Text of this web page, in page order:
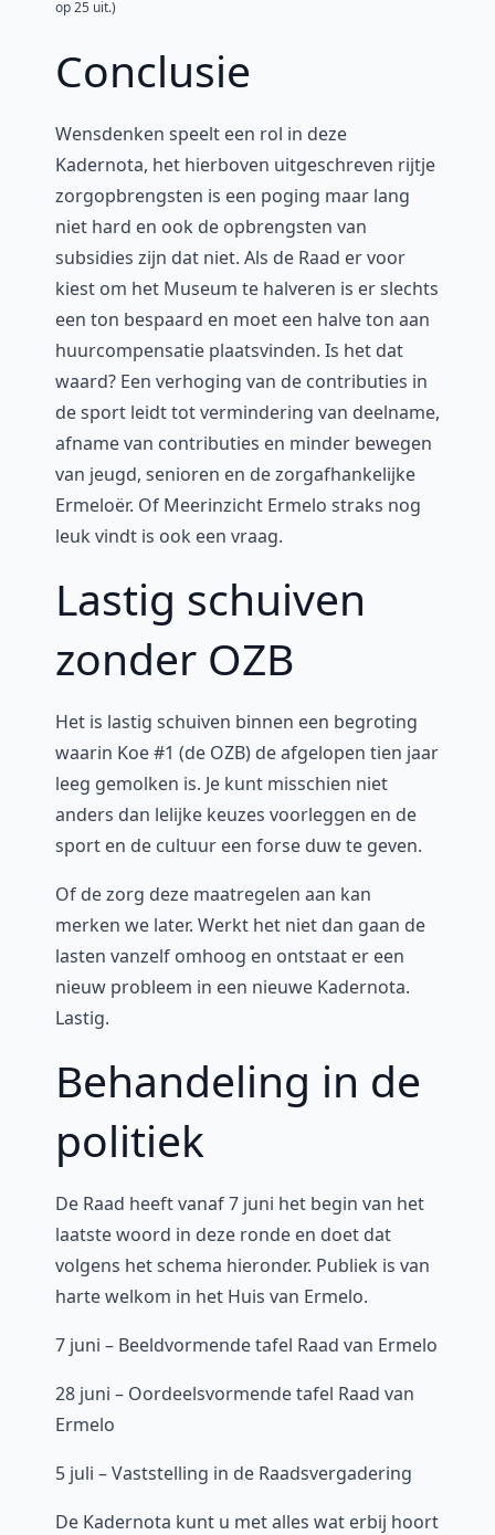
op 25 uit.)
Conclusie
Wensdenken speelt een rol in deze
Kadernota, het hierboven uitgeschreven rijtje
zorgopbrengsten is een poging maar lang
niet hard en ook de opbrengsten van
subsidies zijn dat niet. Als de Raad er voor
kiest om het Museum te halveren is er slechts
een ton bespaard en moet een halve ton aan
huurcompensatie plaatsvinden. Is het dat
waard? Een verhoging van de contributies in
de sport leidt tot vermindering van deelname,
afname van contributies en minder bewegen
van jeugd, senioren en de zorgafhankelijke
Ermeloër. Of Meerinzicht Ermelo straks nog
leuk vindt is ook een vraag.
Lastig schuiven
zonder OZB
Het is lastig schuiven binnen een begroting
waarin Koe #1 (de OZB) de afgelopen tien jaar
leeg gemolken is. Je kunt misschien niet
anders dan lelijke keuzes voorleggen en de
sport en de cultuur een forse duw te geven.
Of de zorg deze maatregelen aan kan
merken we later. Werkt het niet dan gaan de
lasten vanzelf omhoog en ontstaat er een
nieuw probleem in een nieuwe Kadernota.
Lastig.
Behandeling in de
politiek
De Raad heeft vanaf 7 juni het begin van het
laatste woord in deze ronde en doet dat
volgens het schema hieronder. Publiek is van
harte welkom in het Huis van Ermelo.
7 juni – Beeldvormende tafel Raad van Ermelo
28 juni – Oordeelsvormende tafel Raad van
Ermelo
5 juli – Vaststelling in de Raadsvergadering
De Kadernota kunt u met alles wat erbij hoort